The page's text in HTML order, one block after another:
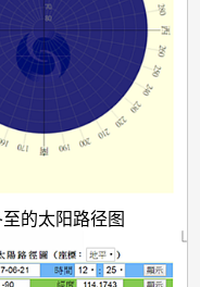
的太阳路径图